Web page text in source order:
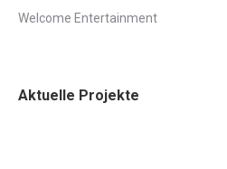
Welcome Entertainment
Aktuelle Projekte